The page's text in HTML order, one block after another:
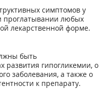
симптомов у
проглатывании любых
лекарственной форме.
быть
гипогликемии, о
заболевания, а также о
к препарату.